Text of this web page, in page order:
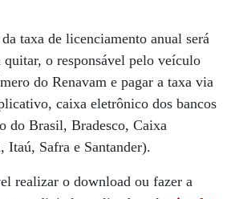
taxa de licenciamento anual será
quitar, o responsável pelo veículo
do Renavam e pagar a taxa via
caixa eletrônico dos bancos
do Brasil, Bradesco, Caixa
Itaú, Safra e Santander).
realizar o download ou fazer a